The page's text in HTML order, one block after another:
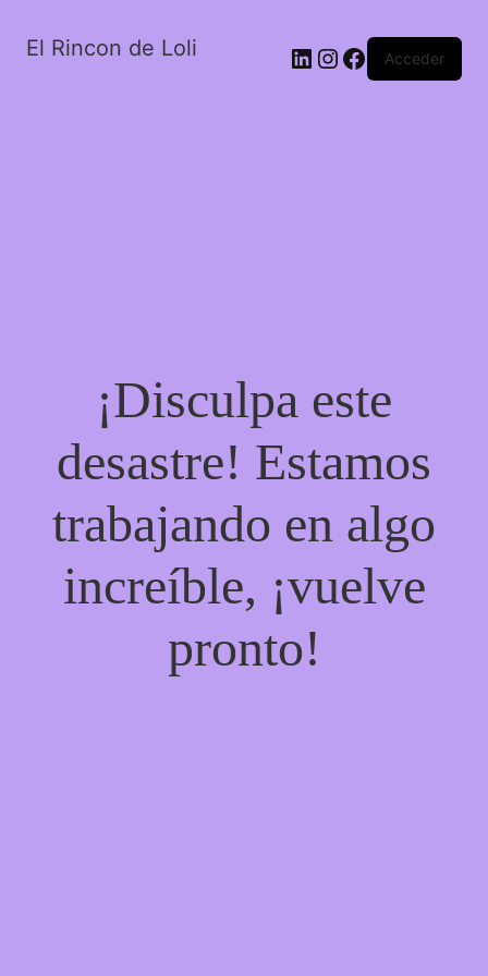
El Rincon de Loli LinkedIn
Instagram
FacebookAcceder
¡Disculpa este
desastre! Estamos
trabajando en algo
increíble, ¡vuelve
pronto!